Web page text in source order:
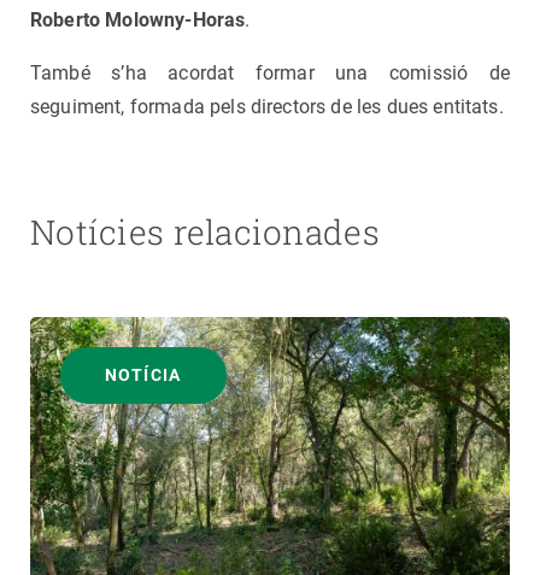
Roberto Molowny-Horas.
També s’ha acordat formar una comissió de
seguiment, formada pels directors de les dues entitats.
Notícies relacionades
NOTÍCIA